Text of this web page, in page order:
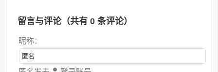
留言与评论（共有 0 条评论）
昵称：